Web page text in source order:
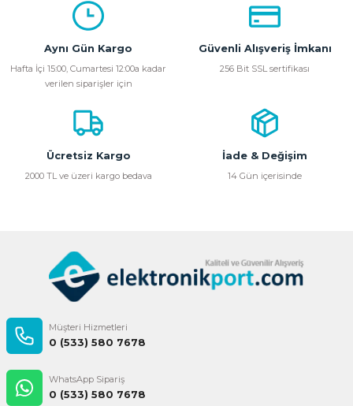
kullanarak tarafımıza iletebilirsiniz.
Görüş ve önerileriniz için teşekkür ederiz.
Ürün açıklamasında eksik bilgiler bulunuyor.
Ürün bilgilerinde hatalar bulunuyor.
Ürün fiyatı diğer sitelerden daha pahalı.
Bu ürüne benzer farklı alternatifler olmalı.
Aynı Gün Kargo
Hafta İçi 15:00, Cumartesi 12:00a kadar
verilen siparişler için
Güvenli Alışveriş İmkanı
256 Bit SSL sertifikası
Ücretsiz Kargo
2000 TL ve üzeri kargo bedava
İade & Değişim
14 Gün içerisinde
Müşteri Hizmetleri
0 (533) 580 7678
WhatsApp Sipariş
0 (533) 580 7678